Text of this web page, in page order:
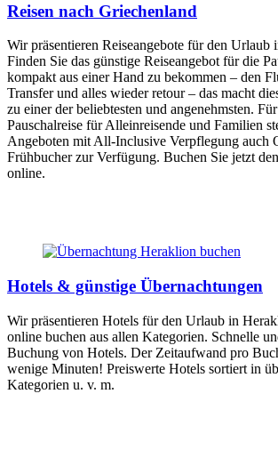
Reisen nach Griechenland
Wir präsentieren Reiseangebote für den Urlaub
Finden Sie das günstige Reiseangebot für die
kompakt aus einer Hand zu bekommen – den
Transfer und alles wieder retour – das macht
zu einer der beliebtesten und angenehmsten.
Pauschalreise für Alleinreisende und Familien
Angeboten mit All-Inclusive Verpflegung auch
Frühbucher zur Verfügung. Buchen Sie jetzt
online.
Hotels & günstige Übernachtungen
Wir präsentieren Hotels für den Urlaub in
online buchen aus allen Kategorien. Schnelle
Buchung von Hotels. Der Zeitaufwand pro
wenige Minuten! Preiswerte Hotels sortiert in
Kategorien u. v. m.